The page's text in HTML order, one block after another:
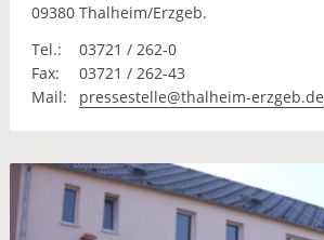
09380 Thalheim/Erzgeb.
Tel.:
03721 / 262-0
Fax:
03721 / 262-43
Mail:
pressestelle@thalheim-erzgeb.de